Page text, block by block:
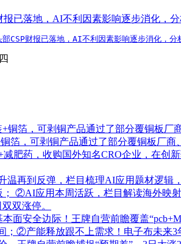
报已落地，AI不利因素影响逐步消化
CSP财报已落地，AI不利因素影响逐步消化，
+铜箔，可剥铜产品通过了部分覆铜板
箔，可剥铜产品通过了部分覆铜板厂
肥药，收购国外知名CRO企业，在创
温再到反弹，栏目梳理AI应用题材逻辑
②AI应用本周活跃，栏目解读海外映
双涨停。
本面安全边际！王牌自营前瞻覆盖
；②产能释放跟不上需求！电子布未